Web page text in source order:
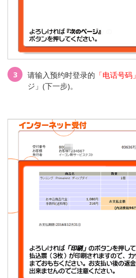
3 请输入预约时登录的 「电话号码」
ジ」(下一步)。